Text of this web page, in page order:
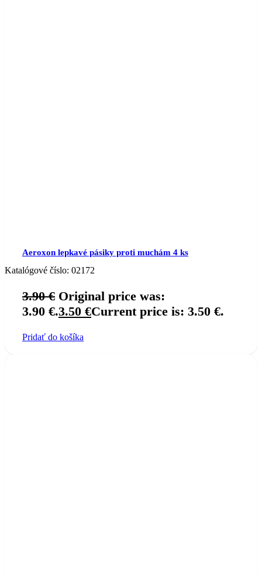
Aeroxon lepkavé pásiky proti muchám 4 ks
Katalógové číslo: 02172
3.90€ Original price was:
3.90 €.3.50 €Current price is: 3.50 €.
Pridať do košíka